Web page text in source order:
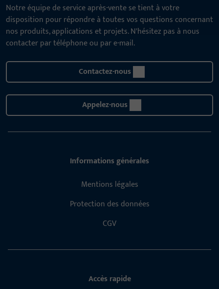
Notre équipe de service après-vente se tient à votre
disposition pour répondre à toutes vos questions concernant
nos produits, applications et projets. N'hésitez pas à nous
contacter par téléphone ou par e-mail.
Contactez-nous
Appelez-nous
Informations générales
Mentions légales
Protection des données
CGV
Accès rapide